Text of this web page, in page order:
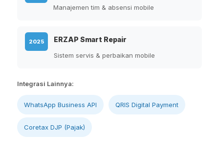
Manajemen tim & absensi mobile
2025 ERZAP Smart Repair
Sistem servis & perbaikan mobile
Integrasi Lainnya:
WhatsApp Business API QRIS Digital Payment
Coretax DJP (Pajak)